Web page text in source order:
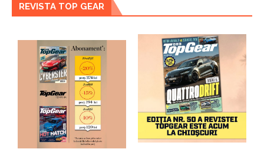
REVISTA TOP GEAR